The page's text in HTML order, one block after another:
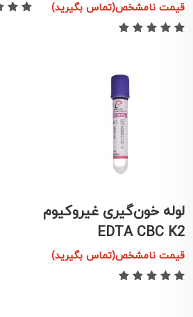
قیمت نامشخص(تماس بگیرید)
لوله خون‌گیری غیروکیوم
EDTA CBC K2
قیمت نامشخص(تماس بگیرید)